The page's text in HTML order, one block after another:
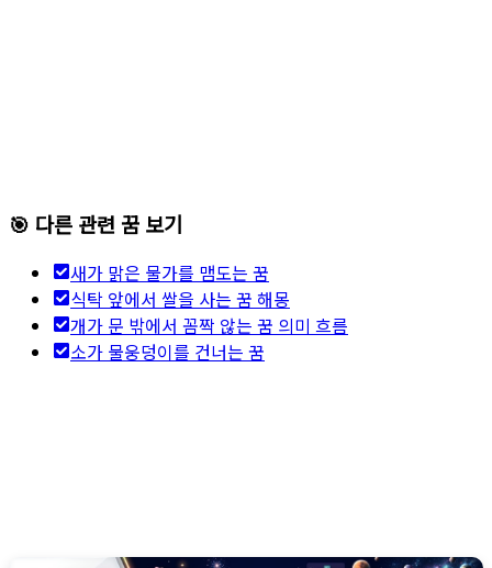
🎯 다른 관련 꿈 보기
새가 맑은 물가를 맴도는 꿈
식탁 앞에서 쌀을 사는 꿈 해몽
개가 문 밖에서 꼼짝 않는 꿈 의미 흐름
소가 물웅덩이를 건너는 꿈